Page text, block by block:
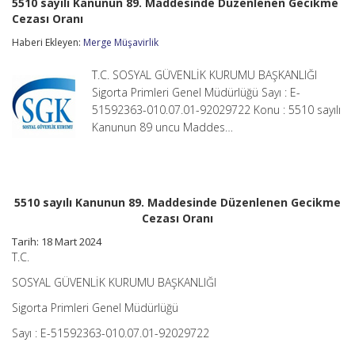
Kanunun
89.
Düzenlenen
Cezası
Oranı
için
Cezası Oranı
Haberi Ekleyen: Merge Müşavirlik
T.C. SOSYAL GÜVENLİK KURUMU BAŞKANLIĞI
Sigorta Primleri Genel Müdürlüğü Sayı : E-
51592363-010.07.01-92029722 Konu : 5510 sayılı
Kanunun 89 uncu Maddes…
5510 sayılı Kanunun 89. Maddesinde Düzenlenen Gecikme
Cezası Oranı
Tarih: 18 Mart 2024
T.C.
SOSYAL GÜVENLİK KURUMU BAŞKANLIĞI
Sigorta Primleri Genel Müdürlüğü
Sayı : E-51592363-010.07.01-92029722